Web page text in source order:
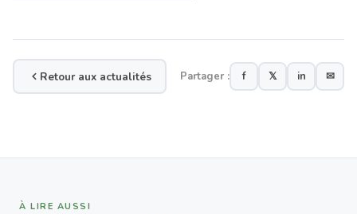
Retour aux actualités Partager : f 𝕏 in ✉
À LIRE AUSSI